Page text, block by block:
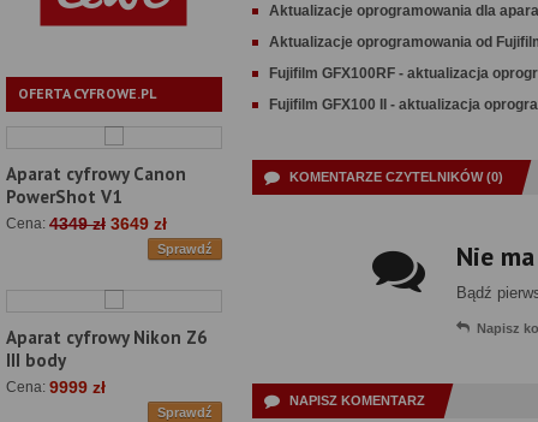
OFERTA CYFROWE.PL
Aparat cyfrowy Canon
PowerShot V1
Cena: 4349 zł 3649 zł
Sprawdź
Aparat cyfrowy Nikon Z6
III body
Cena: 9999 zł
Sprawdź
Aktualizacje oprogramowania dla
Aktualizacje oprogramowania od
Fujifilm GFX100RF - aktualizacja
Fujifilm GFX100 II - aktualizacja
KOMENTARZE CZYTELNIKÓW (0)
Nie
Bądź
Napisz
NAPISZ KOMENTARZ